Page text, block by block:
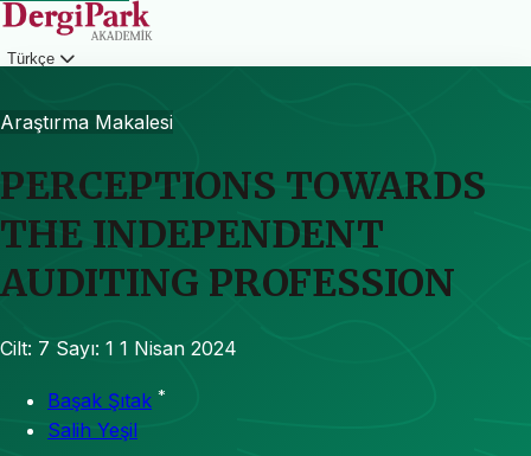
Türkçe
Araştırma Makalesi
PERCEPTIONS TOWARDS
THE INDEPENDENT
AUDITING PROFESSION
Cilt: 7 Sayı: 1 1 Nisan 2024
Başak Şıtak *
Salih Yeşil